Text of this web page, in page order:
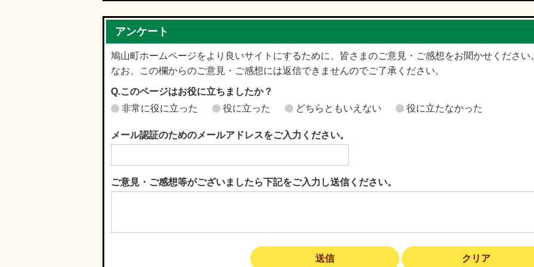
アンケート
鳩山町ホームページをより良いサイトにするために、皆さまのご意見・ご感想をお聞かせください
なお、この欄からのご意見・ご感想には返信できませんのでご了承ください。
Q.このページはお役に立ちましたか？
非常に役に立った
役に立った どちらともいえない 役に立たなかった
メール認証のためのメールアドレスをご入力ください。
ご意見・ご感想等がございましたら下記をご入力し送信ください。